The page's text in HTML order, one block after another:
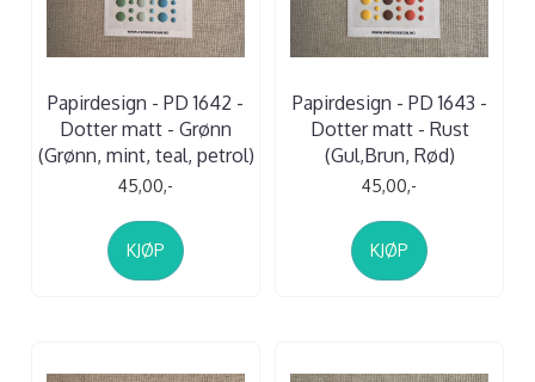
Papirdesign - PD 1642 -
Dotter matt - Grønn
(Grønn, mint, teal, petrol)
45,00,-
KJØP
Papirdesign - PD 1643 -
Dotter matt - Rust
(Gul,Brun, Rød)
45,00,-
KJØP